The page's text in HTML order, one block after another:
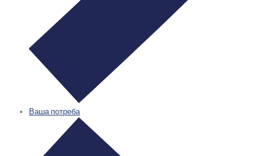
Ваша потреба